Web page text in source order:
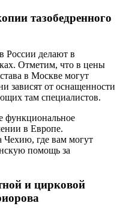
тазобедренного
России делают в
Отметим, что в цены
в Москве могут
зависят от оснащенности
там специалистов.
функциональное
в Европе.
Чехию, где вам могут
помощь за
и цирковой